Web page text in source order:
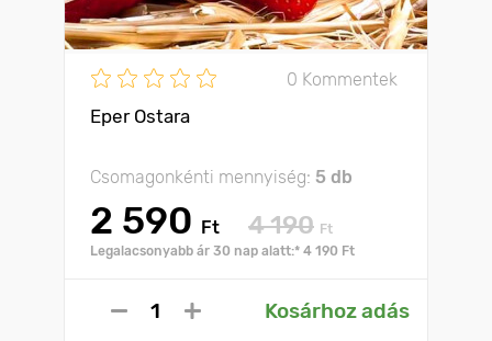
0 Kommentek
Eper Ostara
Csomagonkénti mennyiség: 5 db
2 590 Ft 4 190 Ft
Legalacsonyabb ár 30 nap alatt:* 4 190 Ft
Kosárhoz adás